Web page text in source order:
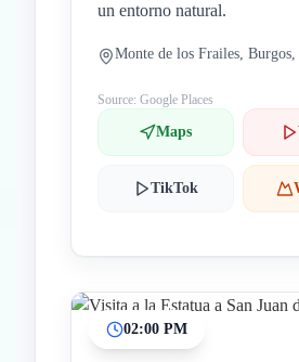
un entorno natural.
Monte de los Frailes, Burgos,
Source: Google Places
Maps
TikTok
02:00 PM